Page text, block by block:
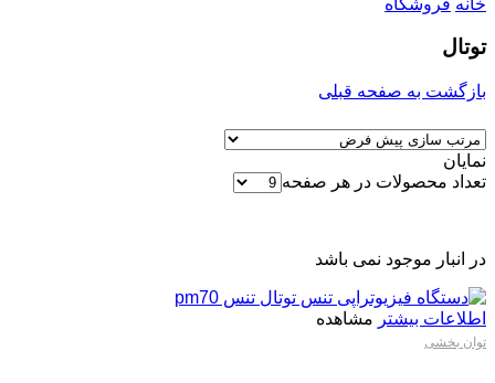
خانه فروشگاه
توتال
بازگشت به صفحه قبلی
نمایان
تعداد محصولات در هر صفحه
در انبار موجود نمی باشد
اطلاعات بیشتر مشاهده
توان بخشی